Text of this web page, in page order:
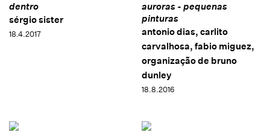
dentro
sérgio sister
18.4.2017
auroras - pequenas
pinturas
antonio dias, carlito
carvalhosa, fabio miguez,
organização de bruno
dunley
18.8.2016